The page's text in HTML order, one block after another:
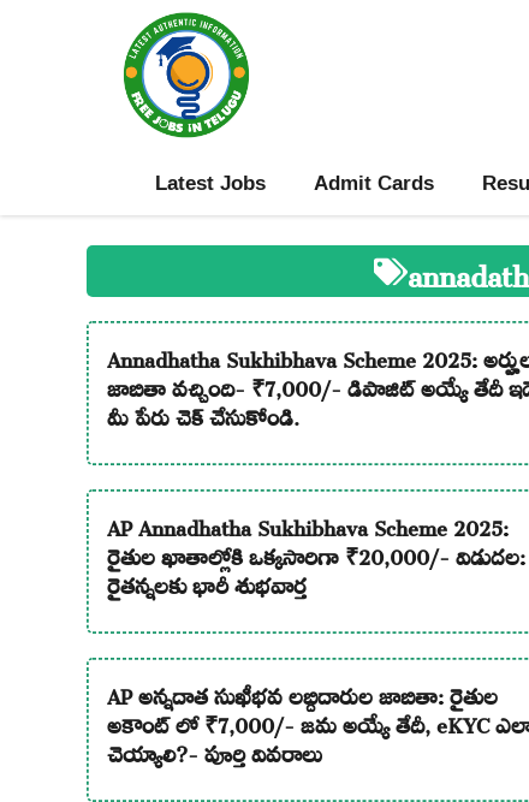
Latest Jobs Admit Cards
Annadhatha Sukhibhava Scheme 2025:
జాబితా వచ్చింది- ₹7,000/- డిపాజిట్ అయ్యే తేదీ
మీ పేరు చెక్ చేసుకోండి.
AP Annadhatha Sukhibhava Scheme 2025:
రైతుల ఖాతాల్లోకి ఒక్కసారిగా ₹20,000/- విడుదల:
రైతన్నలకు భారీ శుభవార్త
AP అన్నదాత సుఖీభవ లబ్దిదారుల జాబితా: రైతుల
అకౌంట్ లో ₹7,000/- జమ అయ్యే తేదీ, eKYC
చెయ్యాలి?- పూర్తి వివరాలు